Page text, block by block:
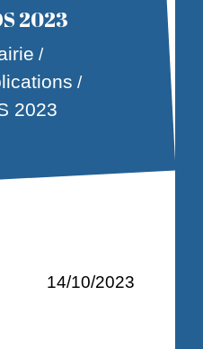
2023
/
/
2023
14/10/2023